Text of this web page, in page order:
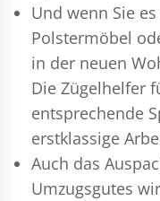
Und wenn Sie
Polstermöbel
in der neuen
Die Zügelhelfer
entsprechende
erstklassige
Auch das
Umzugsgutes